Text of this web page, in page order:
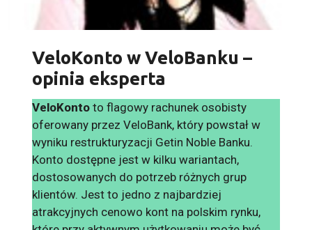
VeloKonto w VeloBanku –
opinia eksperta
VeloKonto to flagowy rachunek osobisty
oferowany przez VeloBank, który powstał w
wyniku restrukturyzacji Getin Noble Banku.
Konto dostępne jest w kilku wariantach,
dostosowanych do potrzeb różnych grup
klientów. Jest to jedno z najbardziej
atrakcyjnych cenowo kont na polskim rynku,